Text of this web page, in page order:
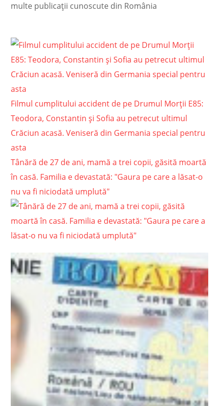
multe publicații cunoscute din România
Filmul cumplitului accident de pe Drumul Morţii E85:
Teodora, Constantin şi Sofia au petrecut ultimul
Crăciun acasă. Veniseră din Germania special pentru
asta
Tânără de 27 de ani, mamă a trei copii, găsită moartă
în casă. Familia e devastată: "Gaura pe care a lăsat-o
nu va fi niciodată umplută"